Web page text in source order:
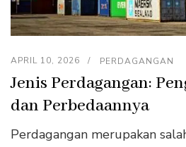
APRIL 10, 2026 PERDAGANGAN
Jenis Perdagangan:
dan Perbedaannya
Perdagangan merupakan